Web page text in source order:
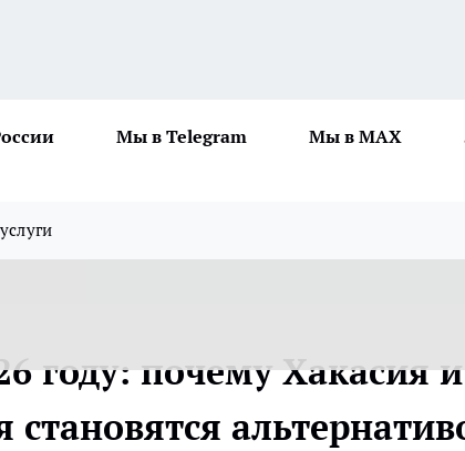
Мы в Telegram Мы в MAX
году: почему Хакасия и